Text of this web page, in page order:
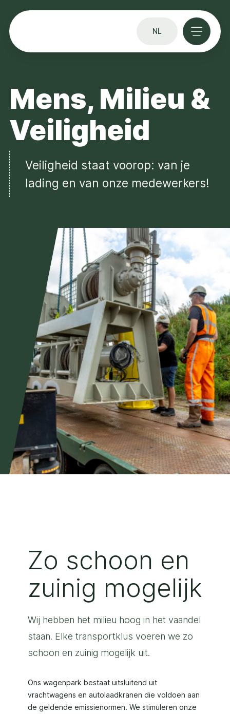
NL
Mens, Milieu &
Veiligheid
Veiligheid staat voorop: van je
lading en van onze medewerkers!
Zo schoon en
zuinig mogelijk
Wij hebben het milieu hoog in het vaandel
staan. Elke transportklus voeren we zo
schoon en zuinig mogelijk uit.
Ons wagenpark bestaat uitsluitend uit
vrachtwagens en autolaadkranen die voldoen aan
de geldende emissienormen. We stimuleren onze